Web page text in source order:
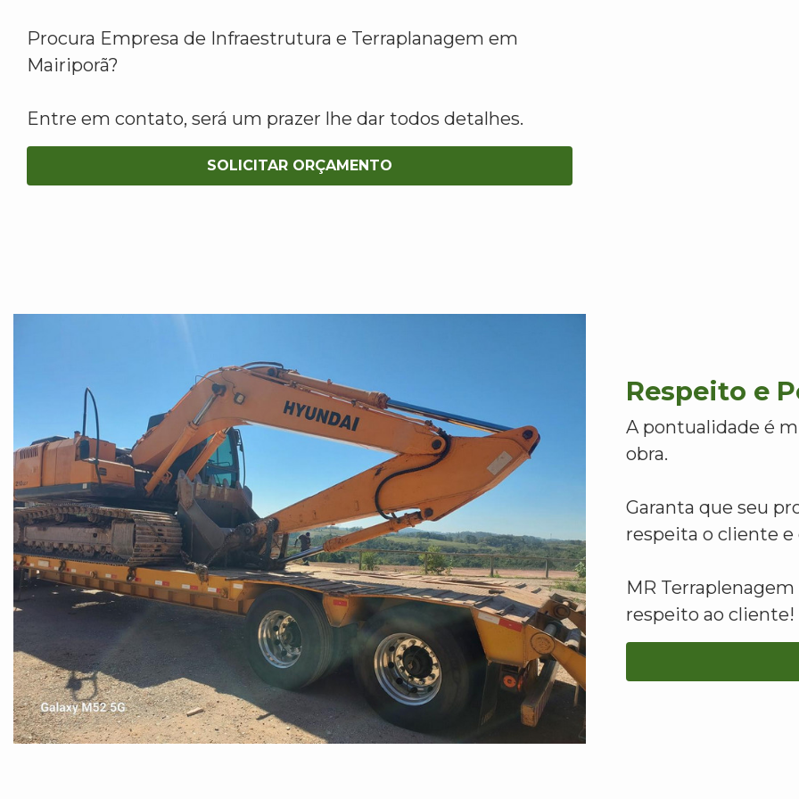
Procura Empresa de Infraestrutura e Terraplanagem em
Mairiporã?
Entre em contato, será um prazer lhe dar todos detalhes.
SOLICITAR ORÇAMENTO
Respeito e
A pontualidade é
obra.
Garanta que seu
respeita o cliente e
MR
respeito ao cliente!